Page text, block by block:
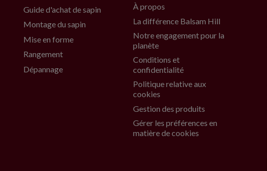
Guide d'achat de sapin
Montage du sapin
Mise en forme
Rangement
Dépannage
À propos
La différence Balsam Hill
Notre engagement pour la
planète
Conditions et
confidentialité
Politique relative aux
cookies
Gestion des produits
Gérer les préférences en
matière de cookies